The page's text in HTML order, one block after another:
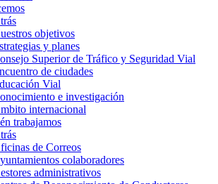
objetivos
y planes
Superior de Tráfico y Seguridad Vial
de ciudades
Vial
e investigación
internacional
trabajamos
de Correos
colaboradores
administrativos